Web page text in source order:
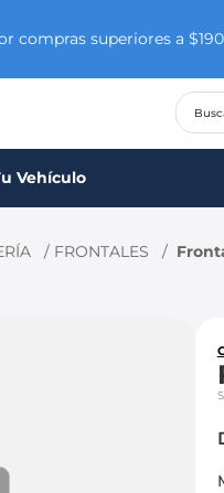
compras superiores a
Vehículo
FRONTALES